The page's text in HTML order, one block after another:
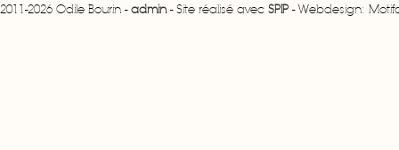
2011-2026 Odile Bourin -admin- Site réalisé avec SPIP - Webdesign: